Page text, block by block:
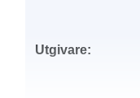
Utgivare: